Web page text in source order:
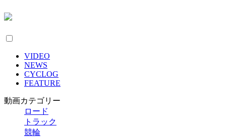
VIDEO
NEWS
CYCLOG
FEATURE
動画カテゴリー
ロード
トラック
競輪